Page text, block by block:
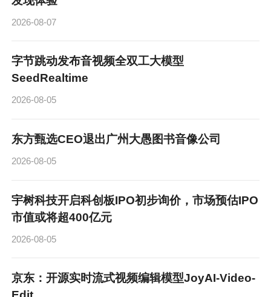
2026-08-07
字节跳动发布音视频全双工大模型
SeedRealtime
2026-08-05
东方甄选CEO退出广州大愚图书音像公司
2026-08-05
宇树科技开启科创板IPO初步询价，市场预估IPO
市值或将超400亿元
2026-08-05
京东：开源实时流式视频编辑模型JoyAI-Video-